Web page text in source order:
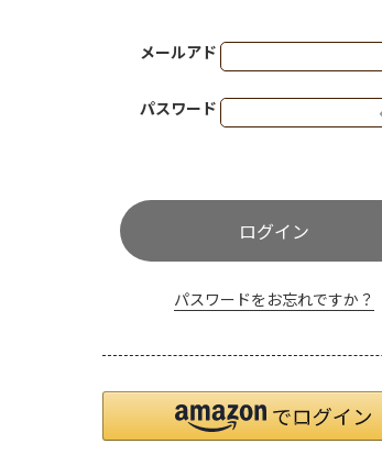
メールアドレス
(必須)
パスワード
(必須)
ログイン
パスワードをお忘れですか？